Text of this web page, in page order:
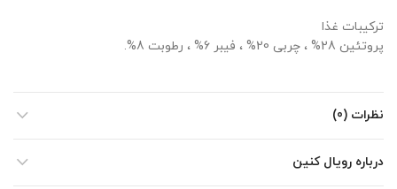
ترکیبات غذا
پروتئین 28% ، چربی 20% ، فیبر 6% ، رطوبت 8%.
نظرات (0)
درباره رویال کنین